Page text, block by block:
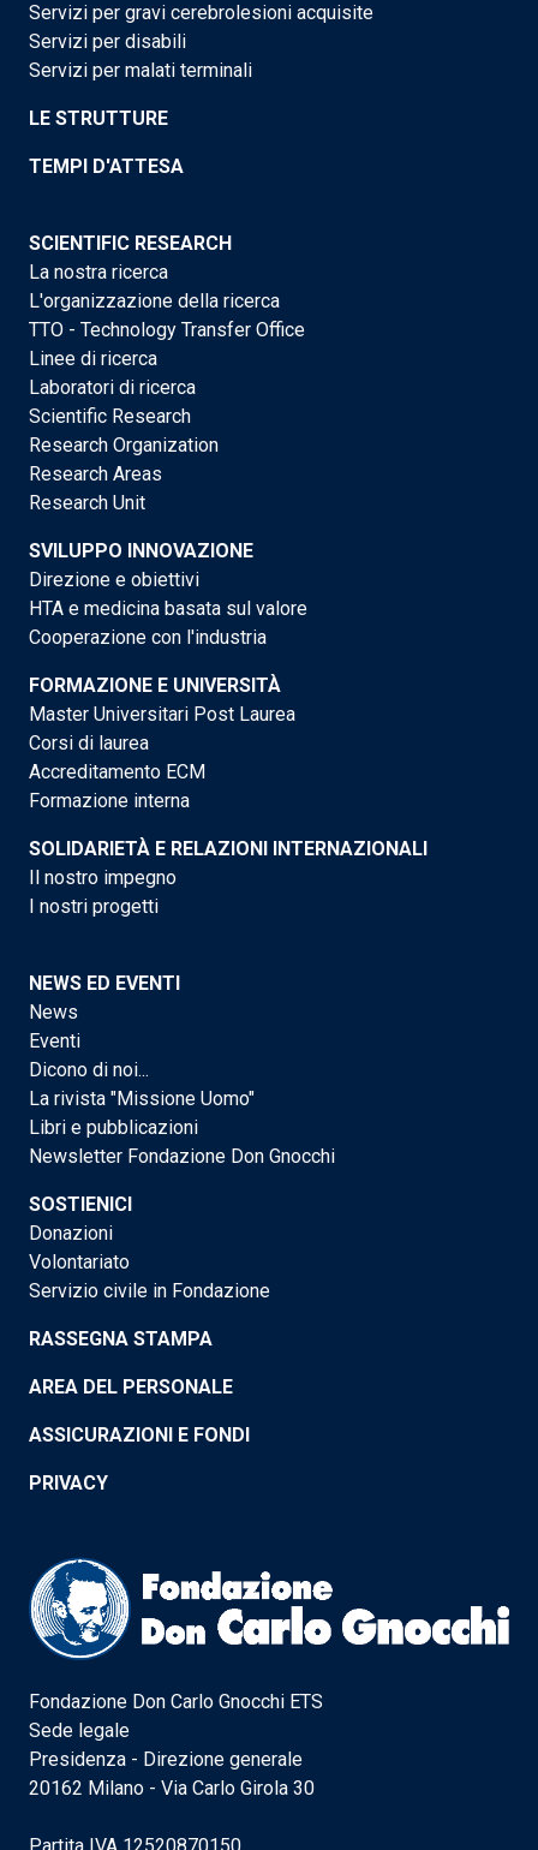
Servizi per gravi cerebrolesioni acquisite
Servizi per disabili
Servizi per malati terminali
LE STRUTTURE
TEMPI D'ATTESA
SCIENTIFIC RESEARCH
La nostra ricerca
L'organizzazione della ricerca
TTO - Technology Transfer Office
Linee di ricerca
Laboratori di ricerca
Scientific Research
Research Organization
Research Areas
Research Unit
SVILUPPO INNOVAZIONE
Direzione e obiettivi
HTA e medicina basata sul valore
Cooperazione con l'industria
FORMAZIONE E UNIVERSITÀ
Master Universitari Post Laurea
Corsi di laurea
Accreditamento ECM
Formazione interna
SOLIDARIETÀ E RELAZIONI INTERNAZIONALI
Il nostro impegno
I nostri progetti
NEWS ED EVENTI
News
Eventi
Dicono di noi...
La rivista "Missione Uomo"
Libri e pubblicazioni
Newsletter Fondazione Don Gnocchi
SOSTIENICI
Donazioni
Volontariato
Servizio civile in Fondazione
RASSEGNA STAMPA
AREA DEL PERSONALE
ASSICURAZIONI E FONDI
PRIVACY
Fondazione Don Carlo Gnocchi ETS
Sede legale
Presidenza - Direzione generale
20162 Milano - Via Carlo Girola 30
Partita IVA 12520870150